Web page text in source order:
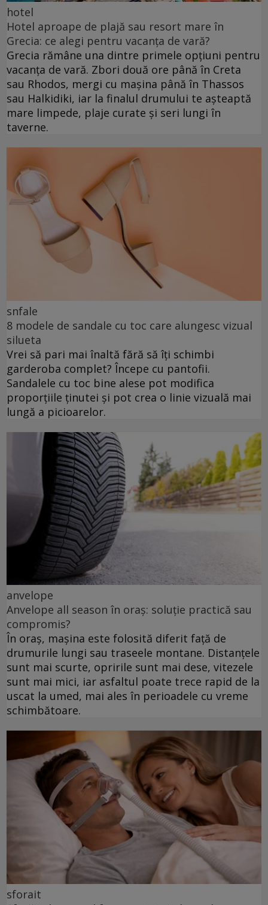
hotel
Hotel aproape de plajă sau resort mare în
Grecia: ce alegi pentru vacanța de vară?
Grecia rămâne una dintre primele opțiuni pentru
vacanța de vară. Zbori două ore până în Creta
sau Rhodos, mergi cu mașina până în Thassos
sau Halkidiki, iar la finalul drumului te așteaptă
mare limpede, plaje curate și seri lungi în
taverne.
snfale
8 modele de sandale cu toc care alungesc vizual
silueta
Vrei să pari mai înaltă fără să îți schimbi
garderoba complet? Începe cu pantofii.
Sandalele cu toc bine alese pot modifica
proporțiile ținutei și pot crea o linie vizuală mai
lungă a picioarelor.
anvelope
Anvelope all season în oraș: soluție practică sau
compromis?
În oraș, mașina este folosită diferit față de
drumurile lungi sau traseele montane. Distanțele
sunt mai scurte, opririle sunt mai dese, vitezele
sunt mai mici, iar asfaltul poate trece rapid de la
uscat la umed, mai ales în perioadele cu vreme
schimbătoare.
sforait